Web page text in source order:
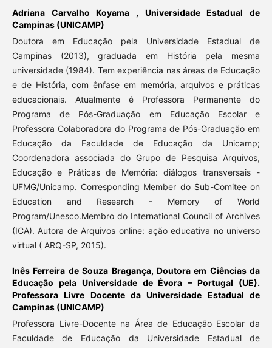
Adriana Carvalho Koyama , Universidade Estadual de
Campinas (UNICAMP)
Doutora em Educação pela Universidade Estadual de
Campinas (2013), graduada em História pela mesma
universidade (1984). Tem experiência nas áreas de Educação
e de História, com ênfase em memória, arquivos e práticas
educacionais. Atualmente é Professora Permanente do
Programa de Pós-Graduação em Educação Escolar e
Professora Colaboradora do Programa de Pós-Graduação em
Educação da Faculdade de Educação da Unicamp;
Coordenadora associada do Grupo de Pesquisa Arquivos,
Educação e Práticas de Memória: diálogos transversais -
UFMG/Unicamp. Corresponding Member do Sub-Comitee on
Education and Research - Memory of World
Program/Unesco.Membro do International Council of Archives
(ICA). Autora de Arquivos online: ação educativa no universo
virtual ( ARQ-SP, 2015).
Inês Ferreira de Souza Bragança, Doutora em Ciências da
Educação pela Universidade de Évora – Portugal (UE).
Professora Livre Docente da Universidade Estadual de
Campinas (UNICAMP)
Professora Livre-Docente na Área de Educação Escolar da
Faculdade de Educação da Universidade Estadual de